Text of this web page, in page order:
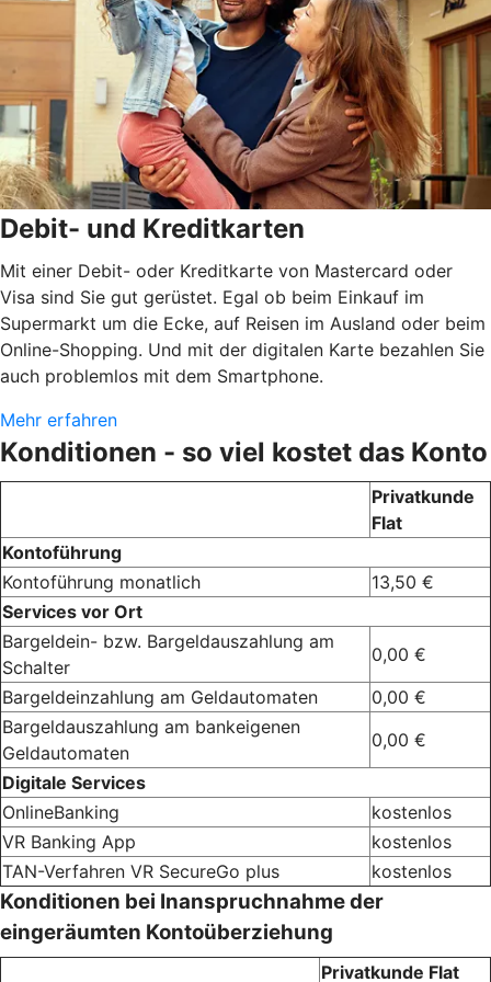
Debit- und Kreditkarten
Mit einer Debit- oder Kreditkarte von Mastercard oder
Visa sind Sie gut gerüstet. Egal ob beim Einkauf im
Supermarkt um die Ecke, auf Reisen im Ausland oder beim
Online-Shopping. Und mit der digitalen Karte bezahlen Sie
auch problemlos mit dem Smartphone.
Mehr erfahren
Konditionen - so viel kostet das Konto
Privatkunde
Flat
Kontoführung
Kontoführung monatlich
13,50 €
Services vor Ort
Bargeldein- bzw. Bargeldauszahlung am
Schalter
0,00 €
Bargeldeinzahlung am Geldautomaten
0,00 €
Bargeldauszahlung am bankeigenen
Geldautomaten
0,00 €
Digitale Services
OnlineBanking
kostenlos
VR Banking App
kostenlos
TAN-Verfahren VR SecureGo plus
kostenlos
Konditionen bei Inanspruchnahme der
eingeräumten Kontoüberziehung
Privatkunde Flat